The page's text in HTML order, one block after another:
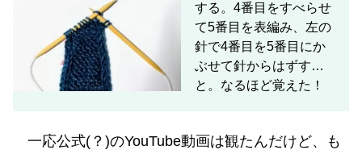
する。4番目をすべらせ
て5番目を表編み、左の
針で4番目を5番目にか
ぶせて針からはずす…
と。なるほど覚えた！
一応公式(？)のYouTube動画は観たんだけど、も